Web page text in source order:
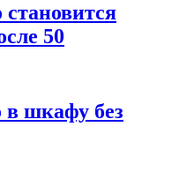
50
в шкафу без